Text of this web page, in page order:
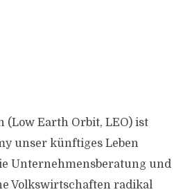
Earth Orbit, LEO) ist
unser künftiges Leben
Unternehmensberatung und
Volkswirtschaften radikal